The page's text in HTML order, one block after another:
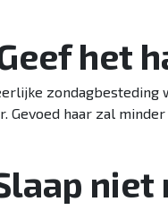
het
zondagbesteding
Gevoed haar zal